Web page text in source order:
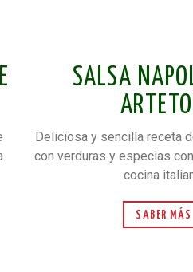
SALSA
Deliciosa y sencilla receta
con verduras y especias
cocina
SABER MÁS